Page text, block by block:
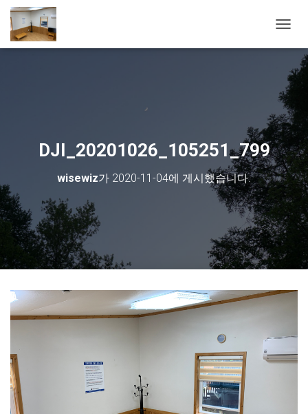
DJI_20201026_105251_799
wisewiz가 2020-11-04에 게시했습니다.